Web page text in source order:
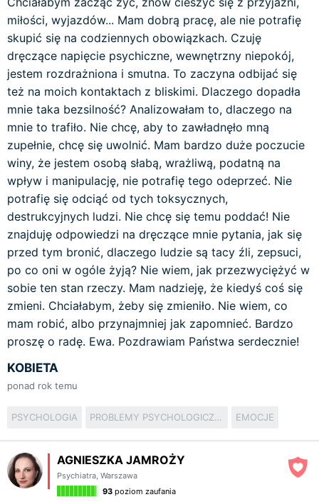
miłości, wyjazdów... Mam dobrą pracę, ale nie potrafię
skupić się na codziennych obowiązkach. Czuję
dręczące napięcie psychiczne, wewnętrzny niepokój,
jestem rozdrażniona i smutna. To zaczyna odbijać się
też na moich kontaktach z bliskimi. Dlaczego dopadła
mnie taka bezsilność? Analizowałam to, dlaczego na
mnie to trafiło. Nie chcę, aby to zawładnęło mną
zupełnie, chcę się uwolnić. Mam bardzo duże poczucie
winy, że jestem osobą słabą, wrażliwą, podatną na
wpływ i manipulację, nie potrafię tego odeprzeć. Nie
potrafię się odciąć od tych toksycznych,
destrukcyjnych ludzi. Nie chcę się temu poddać! Nie
znajduję odpowiedzi na dręczące mnie pytania, jak się
przed tym bronić, dlaczego ludzie są tacy źli, zepsuci,
po co oni w ogóle żyją? Nie wiem, jak przezwyciężyć w
sobie ten stan rzeczy. Mam nadzieję, że kiedyś coś się
zmieni. Chciałabym, żeby się zmieniło. Nie wiem, co
mam robić, albo przynajmniej jak zapomnieć. Bardzo
proszę o radę. Ewa. Pozdrawiam Państwa serdecznie!
KOBIETA
ponad rok temu
PSYCHOLOGIA PROBLEMY PSYCHOLOGICZNE EMOCJE
AGNIESZKA JAMROŻY
Psychiatra, Warszawa
93 poziom zaufania